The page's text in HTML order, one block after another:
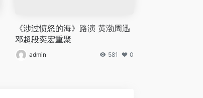
《涉过愤怒的海》路演 黄渤周迅
邓超段奕宏重聚
admin 581 0